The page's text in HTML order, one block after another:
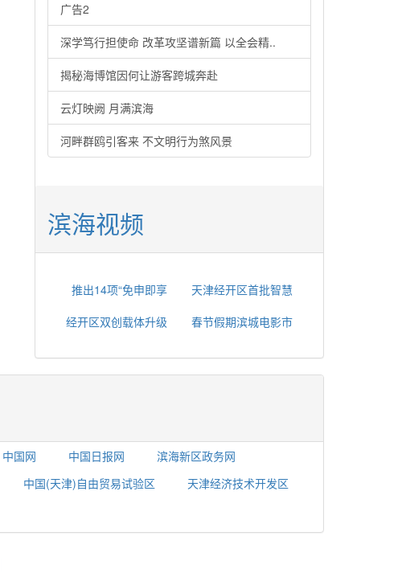
广告2
深学笃行担使命 改革攻坚谱新篇 以全会精..
揭秘海博馆因何让游客跨城奔赴
云灯映阙 月满滨海
河畔群鸥引客来 不文明行为煞风景
滨海视频
推出14项“免申即享
天津经开区首批智慧
经开区双创载体升级
春节假期滨城电影市
中国网 中国日报网
滨海新区政务网
中国(天津)自由贸易试验区
天津经济技术开发区